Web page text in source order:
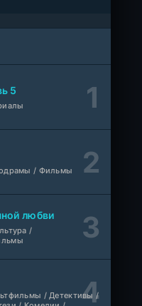
Власть в ночном городе. Книга третья: Юность Кэнена
WEB-Rip
WEB-Rip
@MUZOBOZ@
5
/ Фильмы
любви
/
/ Детективы /